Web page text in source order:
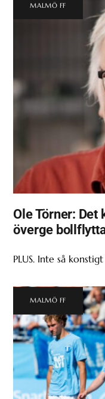
MALMÖ FF
Ole Törner:
överge
PLUS. Inte så
MALMÖ FF